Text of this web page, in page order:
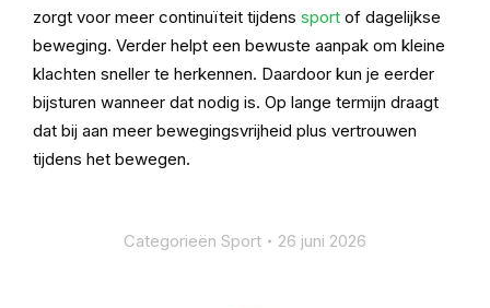
zorgt voor meer continuïteit tijdens sport of dagelijkse
beweging. Verder helpt een bewuste aanpak om kleine
klachten sneller te herkennen. Daardoor kun je eerder
bijsturen wanneer dat nodig is. Op lange termijn draagt
dat bij aan meer bewegingsvrijheid plus vertrouwen
tijdens het bewegen.
Categorieën Sport 26 juni 2026